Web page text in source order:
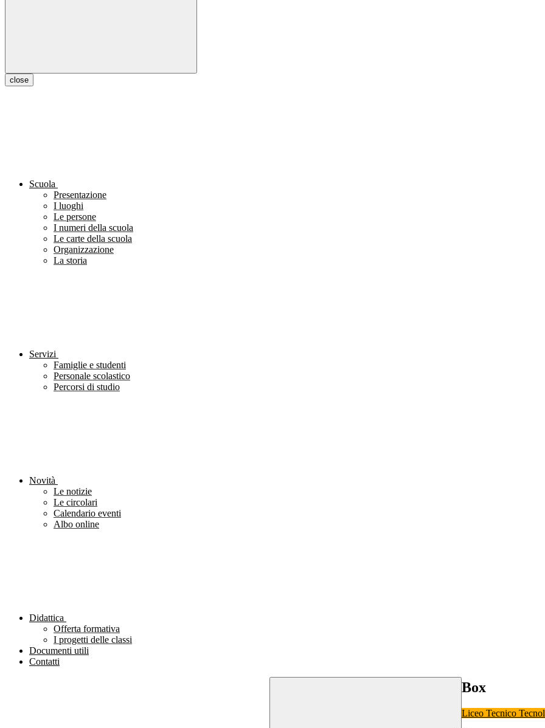
close
Scuola
Presentazione
I luoghi
Le persone
I numeri della scuola
Le carte della scuola
Organizzazione
La storia
Servizi
Famiglie e studenti
Personale scolastico
Percorsi di studio
Novità
Le notizie
Le circolari
Calendario eventi
Albo online
Didattica
Offerta formativa
I progetti delle classi
Documenti utili
Contatti
Box
Liceo Tecnico